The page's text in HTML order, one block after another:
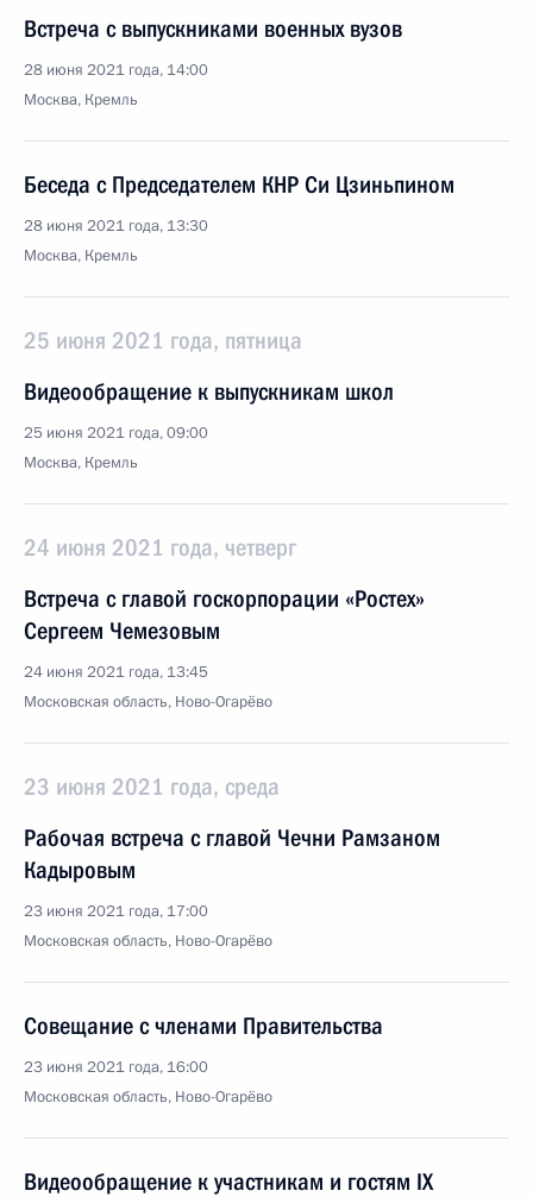
Встреча с выпускниками военных вузов
28 июня 2021 года, 14:00
Москва, Кремль
Беседа с Председателем КНР Си Цзиньпином
28 июня 2021 года, 13:30
Москва, Кремль
25 июня 2021 года, пятница
Видеообращение к выпускникам школ
25 июня 2021 года, 09:00
Москва, Кремль
24 июня 2021 года, четверг
Встреча с главой госкорпорации «Ростех»
Сергеем Чемезовым
24 июня 2021 года, 13:45
Московская область, Ново-Огарёво
23 июня 2021 года, среда
Рабочая встреча с главой Чечни Рамзаном
Кадыровым
23 июня 2021 года, 17:00
Московская область, Ново-Огарёво
Совещание с членами Правительства
23 июня 2021 года, 16:00
Московская область, Ново-Огарёво
Видеообращение к участникам и гостям IX